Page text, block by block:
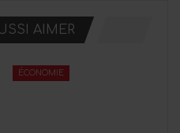
AIMER
ÉCONOMIE